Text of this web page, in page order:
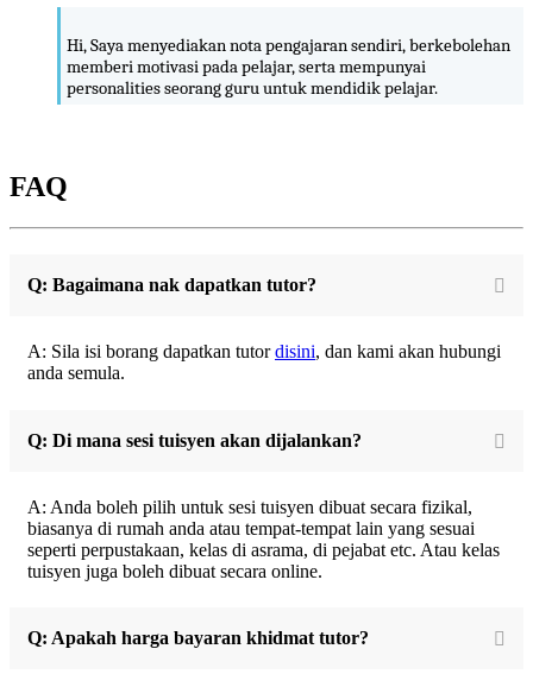
Hi, Saya menyediakan nota pengajaran sendiri, berkebolehan
memberi motivasi pada pelajar, serta mempunyai
personalities seorang guru untuk mendidik pelajar.
FAQ
Q: Bagaimana nak dapatkan tutor?
A: Sila isi borang dapatkan tutordisini, dan kami akan hubungi
anda semula.
Q: Di mana sesi tuisyen akan dijalankan?
A: Anda boleh pilih untuk sesi tuisyen dibuat secara fizikal,
biasanya di rumah anda atau tempat-tempat lain yang sesuai
seperti perpustakaan, kelas di asrama, di pejabat etc. Atau kelas
tuisyen juga boleh dibuat secara online.
Q: Apakah harga bayaran khidmat tutor?